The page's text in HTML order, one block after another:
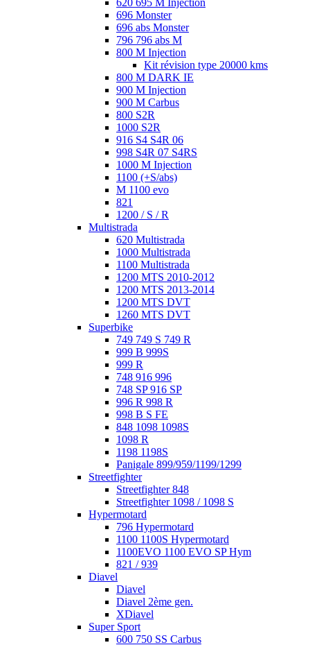
620 695 M Injection
696 Monster
696 abs Monster
796 796 abs M
800 M Injection
Kit révision type 20000 kms
800 M DARK IE
900 M Injection
900 M Carbus
800 S2R
1000 S2R
916 S4 S4R 06
998 S4R 07 S4RS
1000 M Injection
1100 (+S/abs)
M 1100 evo
821
1200 / S / R
Multistrada
620 Multistrada
1000 Multistrada
1100 Multistrada
1200 MTS 2010-2012
1200 MTS 2013-2014
1200 MTS DVT
1260 MTS DVT
Superbike
749 749 S 749 R
999 B 999S
999 R
748 916 996
748 SP 916 SP
996 R 998 R
998 B S FE
848 1098 1098S
1098 R
1198 1198S
Panigale 899/959/1199/1299
Streetfighter
Streetfighter 848
Streetfighter 1098 / 1098 S
Hypermotard
796 Hypermotard
1100 1100S Hypermotard
1100EVO 1100 EVO SP Hym
821 / 939
Diavel
Diavel
Diavel 2ème gen.
XDiavel
Super Sport
600 750 SS Carbus